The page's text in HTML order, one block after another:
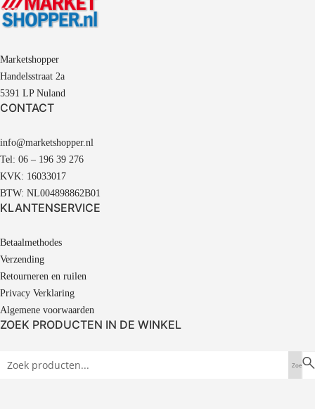
Marketshopper
Handelsstraat 2a
5391 LP Nuland
CONTACT
info@marketshopper.nl
Tel: 06 – 196 39 276
KVK: 16033017
BTW: NL004898862B01
KLANTENSERVICE
Betaalmethodes
Verzending
Retourneren en ruilen
Privacy Verklaring
Algemene voorwaarden
ZOEK PRODUCTEN IN DE WINKEL